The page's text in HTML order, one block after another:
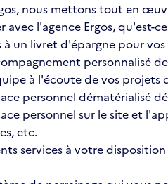
nous mettons tout en
avec l'agence Ergos, qu'est-
à un livret d'épargne pour
personnalisé
à l'écoute de vos projets
personnel dématérialisé
personnel sur le site et
etc.
services à votre